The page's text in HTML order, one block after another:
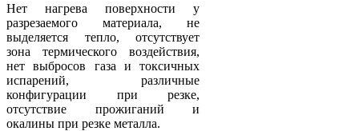
Нет нагрева поверхности у
разрезаемого материала, не
выделяется тепло, отсутствует
зона термического воздействия,
нет выбросов газа и токсичных
испарений, различные
конфигурации при резке,
отсутствие прожиганий и
окалины при резке металла.